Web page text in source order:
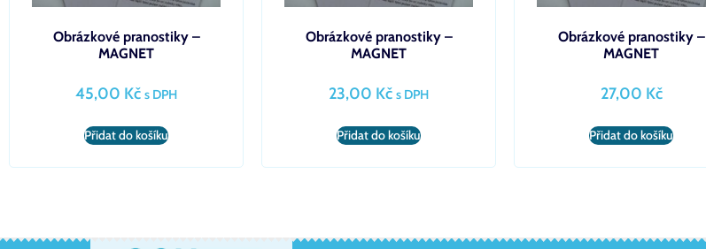
Obrázkové pranostiky –
MAGNET
45,00 Kč s DPH
Přidat do košíku
Obrázkové pranostiky –
MAGNET
23,00 Kč s DPH
Přidat do košíku
Obrázkové pranostiky –
MAGNET
27,00 Kč
Přidat do košíku